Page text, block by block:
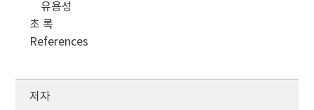
유용성
초 록
References
저자